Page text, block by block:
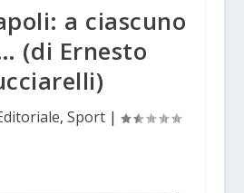
a ciascuno
(di Ernesto
,Sport |